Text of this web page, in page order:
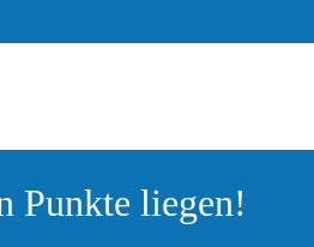
Punkte liegen!